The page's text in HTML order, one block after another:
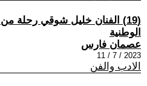
(19) الفنان خليل شوقي رحلة
الوطنية
عصمان فارس
2023 / 7 / 11
الادب والفن